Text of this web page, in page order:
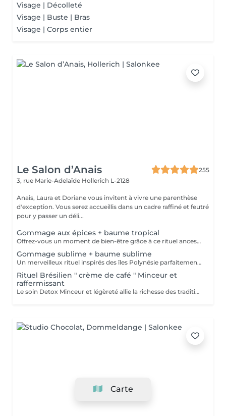
Visage | Décolleté
Visage | Buste | Bras
Visage | Corps entier
Le Salon d’Anais
255
3, rue Marie-Adelaïde Hollerich L-2128
Anais, Laura et Doriane vous invitent à vivre une parenthèse
d'exception. Vous serez accueillis dans un cadre raffiné et feutré
pour y passer un déli...
Gommage aux épices + baume tropical
Offrez-vous un moment de bien-être grâce à ce rituel ancestral inspiré des recettes de beauté et soins de l'île de Java. Laissez-vous transporter par les délicates senteurs de ce soin énergisant à base d'épices et de sels de mer, et retrouvez une douce et satiné.
Gommage sublime + baume sublime
Un merveilleux rituel inspirés des îles Polynésie parfaitement adapté aux peaux même les plus sensibles. Cette préparation traditionnelle de Monoï, à base de fleurs de Tiaré macérées, de sucre, de poudre de noix de coco et de fruits de Noni, régénère la peau et éveille l'esprit.
Rituel Brésilien " crème de café " Minceur et
raffermissant
Le soin Detox Minceur et légèreté allie la richesse des traditions et pharmacopées brésiliennes et indiennes. Les mouvements vont, de façon alternatives, oxygéner et les drainer les tissus afin de raffermir et detoxifier le corps et le mental. Ce soin est pratiqué avec la Crème de Café Minceur, l'Huile Ayurvédique et un enveloppement personnalisé. * Possibilité de faire un abonnement 5+ 1 offert
Carte